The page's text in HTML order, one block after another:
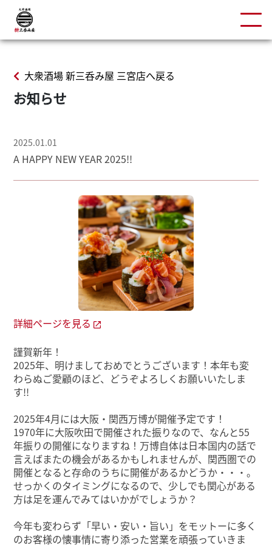
大衆酒場 新三呑み屋 三宮店へ戻る
お知らせ
2025.01.01
A HAPPY NEW YEAR 2025!!
詳細ページを見る
謹賀新年！
2025年、明けましておめでとうございます！本年も変
わらぬご愛顧のほど、どうぞよろしくお願いいたしま
す!!
2025年4月には大阪・関西万博が開催予定です！
1970年に大阪吹田で開催された振りなので、なんと55
年振りの開催になりますね！万博自体は日本国内の話で
言えばまたの機会があるかもしれませんが、関西圏での
開催となると存命のうちに開催があるかどうか・・・。
せっかくのタイミングになるので、少しでも関心がある
方は足を運んでみてはいかがでしょうか？
今年も変わらず「早い・安い・旨い」をモットーに多く
のお客様の懐事情に寄り添った営業を頑張っていきま